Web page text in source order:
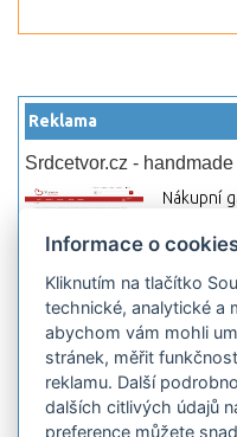
Reklama
Srdcetvor.cz - handmade
Nákupní
začít
Hledej-
hosting
Přehled
Najděte
Informace o
Kliknutím na tlačítko
technické, analytické a
abychom vám mohli
stránek, měřit
reklamu. Další
dalších citlivých údajů
preference můžete